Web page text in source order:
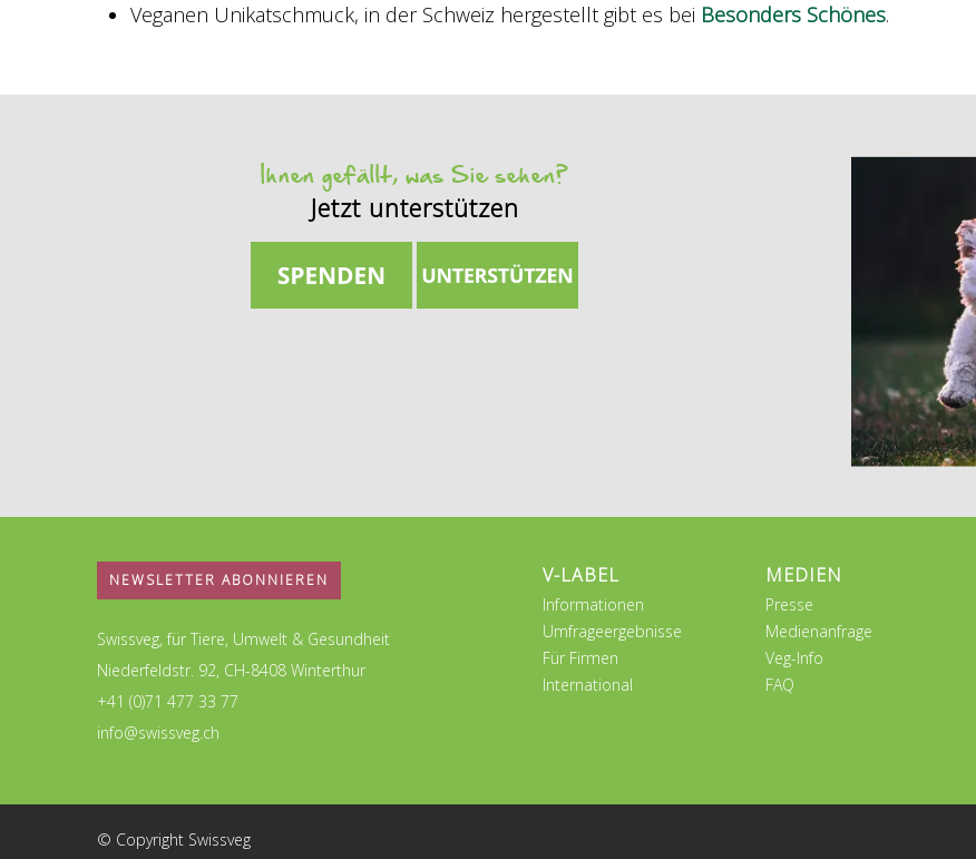
Veganen Unikatschmuck, in der Schweiz hergestellt gibt es bei Besonders Schönes.
Ihnen gefällt, was Sie sehen?
Jetzt unterstützen
NEWSLETTER ABONNIEREN
Swissveg, für Tiere, Umwelt & Gesundheit
Niederfeldstr. 92, CH-8408 Winterthur
+41 (0)71 477 33 77
info@swissveg.ch
V-LABEL
Informationen
Umfrageergebnisse
Für Firmen
International
MEDIEN
Presse
Medienanfrage
Veg-Info
FAQ
© Copyright Swissveg